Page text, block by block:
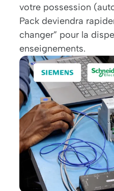
votre possession
Pack deviendra
changer” pour la
enseignements.